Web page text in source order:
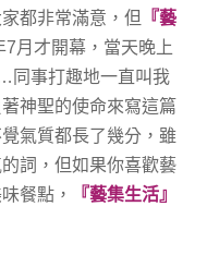
都非常滿意，但
『藝
月才開幕，當天晚上
同事打趣地一直叫我
神聖的使命來寫這篇
氣質都長了幾分，雖
詞，但如果你喜歡藝
餐點，
『藝集生活』